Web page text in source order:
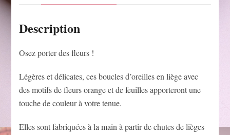
Description
Osez porter des fleurs !
Légères et délicates, ces boucles d’oreilles en liège avec
des motifs de fleurs orange et de feuilles apporteront une
touche de couleur à votre tenue.
Elles sont fabriquées à la main à partir de chutes de lièges